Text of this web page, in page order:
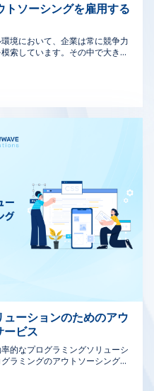
ができます。シカゴのUIデ
、シカゴのUIデザイナー
らの基本を適用すること
ロジー分野で際立つユー
ング開発のための 10 つ
イナーの役割 シカゴの
引き付け、エンゲージさ
でのユーザーインタラク
的なインターフェースを
ーのニーズに合致するよう
含まれます。 デザイン
アプリ、その他のデジタ
的でユーザーフレンドリー
す。デザインはユーザーの
すインターフェースをデザ
ドバックを収集し、実際の
いてデザインを改善する
デベロッパー、プロダク
テークホルダーと密接に協
カゴのUIデザイナーとし
え、それが機能的な製品
まざまな利点を提供しま
安全性と効率の改善ま
理プロセスを合理化し、
す。ここでは、この強力
イアンス管理の強化
変更が関連規制および社
保証します。コンプライ
回避するのに役立つた
フトウェアにとって不可
全上の問題を特定し、対処
するこの積極的なアプロー
響を評価されるようにす
アを強化し、職場事故やイ
す。 2.3．合理化された変
ウェアを活用することで、
思決定を行い、変更が実行
ができます。 2.4．効率
アは、変更に関連するリ
けすることで、リスク評価
ます。変更管理のための
をサポートすることで、
ソーシングを雇用する
境において、企業は常に競争力
索しています。その中で大きな
には、コスト削減からグローバ
くのメリットがあります。この
トソーシングのコンセプトと、
ョンである理由をご説明しま
とは？ 開発チームのアウトソーシ
このモデルは、その柔軟性と費
は、モバイルアプリの構築から
・システムの開発まで、幅広い
。 開発チームのアウトソーシン
ート・コラボレーション 専門スキ
ェクトベースまたは長期契約 多
ソーシングを検討する5つの理由
た事業開発会社には、熟練した
らかじめ構築されているという
ェクトが始まる前から、長時間
ことができるのです。ここで
トソーシングの優位性を比較し
ソーシング 有能な開発者を募
ングに時間がかかり、プロジェ
ーションのためのアウ
ービス
的なプログラミングソリューシ
ラミングのアウトソーシングを
ービスは、時間の節約だけでな